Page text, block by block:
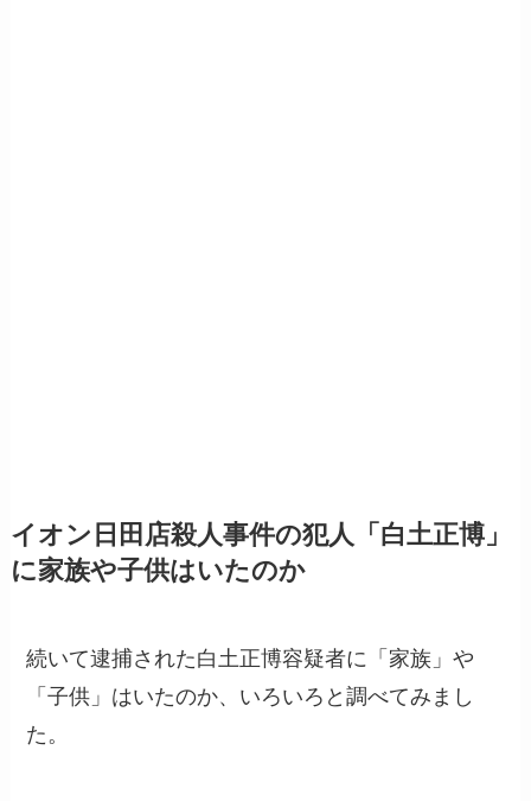
イオン日田店殺人事件の犯人「白土正博」
に家族や子供はいたのか
続いて逮捕された白土正博容疑者に「家族」や
「子供」はいたのか、いろいろと調べてみまし
た。